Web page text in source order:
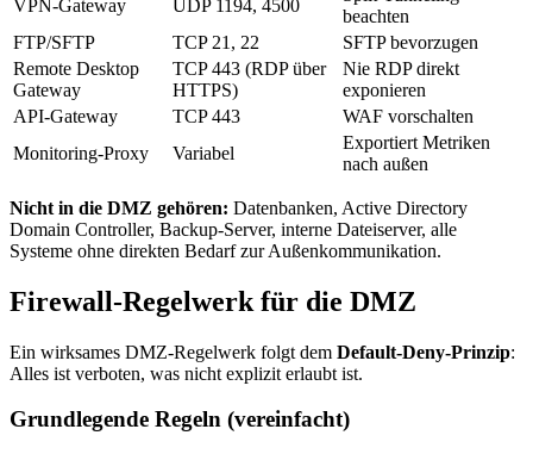
VPN-Gateway UDP 1194, 4500
beachten
FTP/SFTP
TCP 21, 22
SFTP bevorzugen
Remote Desktop
Gateway
TCP 443 (RDP über
HTTPS)
Nie RDP direkt
exponieren
API-Gateway
TCP 443
WAF vorschalten
Monitoring-Proxy
Variabel
Exportiert Metriken
nach außen
Nicht in die DMZ gehören: Datenbanken, Active Directory
Domain Controller, Backup-Server, interne Dateiserver, alle
Systeme ohne direkten Bedarf zur Außenkommunikation.
Firewall-Regelwerk für die DMZ
Ein wirksames DMZ-Regelwerk folgt dem Default-Deny-Prinzip:
Alles ist verboten, was nicht explizit erlaubt ist.
Grundlegende Regeln (vereinfacht)